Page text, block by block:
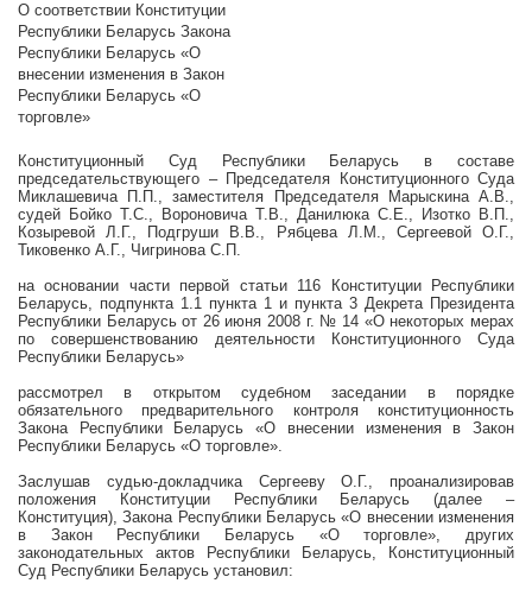
О соответствии Конституции
Республики Беларусь Закона
Республики Беларусь «О
внесении изменения в Закон
Республики Беларусь «О
торговле»
Конституционный Суд Республики Беларусь в составе
председательствующего – Председателя Конституционного Суда
Миклашевича П.П., заместителя Председателя Марыскина А.В.,
судей Бойко Т.С., Вороновича Т.В., Данилюка С.Е., Изотко В.П.,
Козыревой Л.Г., Подгруши В.В., Рябцева Л.М., Сергеевой О.Г.,
Тиковенко А.Г., Чигринова С.П.
на основании части первой статьи 116 Конституции Республики
Беларусь, подпункта 1.1 пункта 1 и пункта 3 Декрета Президента
Республики Беларусь от 26 июня 2008 г. № 14 «О некоторых мерах
по совершенствованию деятельности Конституционного Суда
Республики Беларусь»
рассмотрел в открытом судебном заседании в порядке
обязательного предварительного контроля конституционность
Закона Республики Беларусь «О внесении изменения в Закон
Республики Беларусь «О торговле».
Заслушав судью-докладчика Сергееву О.Г., проанализировав
положения Конституции Республики Беларусь (далее –
Конституция), Закона Республики Беларусь «О внесении изменения
в Закон Республики Беларусь «О торговле», других
законодательных актов Республики Беларусь, Конституционный
Суд Республики Беларусь установил: